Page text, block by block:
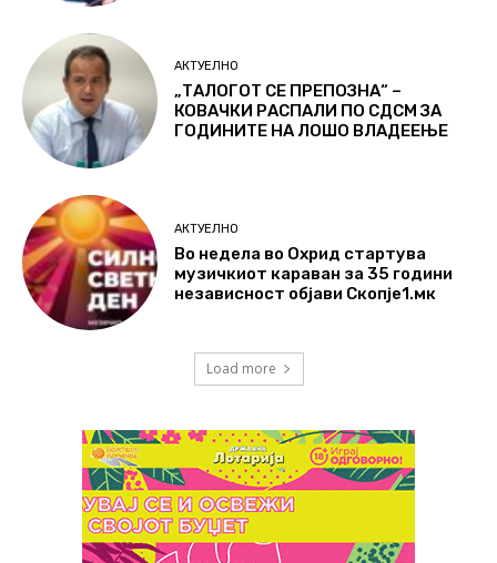
АКТУЕЛНО
„ТАЛОГОТ СЕ ПРЕПОЗНА“ –
КОВАЧКИ РАСПАЛИ ПО СДСМ ЗА
ГОДИНИТЕ НА ЛОШО ВЛАДЕЕЊЕ
АКТУЕЛНО
Во недела во Охрид стартува
музичкиот караван за 35 години
независност објави Скопје1.мк
Load more